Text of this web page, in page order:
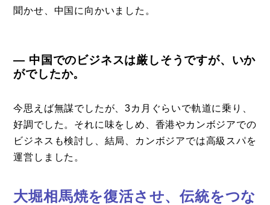
聞かせ、中国に向かいました。
― 中国でのビジネスは厳しそうですが、いか
がでしたか。
今思えば無謀でしたが、3カ月ぐらいで軌道に乗り、
好調でした。それに味をしめ、香港やカンボジアでの
ビジネスも検討し、結局、カンボジアでは高級スパを
運営しました。
大堀相馬焼を復活させ、伝統をつな